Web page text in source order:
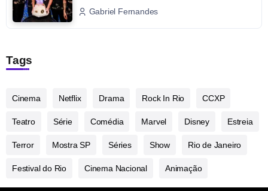
Gabriel Fernandes
Tags
Cinema Netflix Drama Rock In Rio CCXP
Teatro Série Comédia Marvel Disney Estreia
Terror Mostra SP Séries Show Rio de Janeiro
Festival do Rio Cinema Nacional Animação